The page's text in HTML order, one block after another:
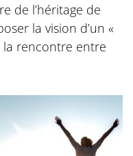
de l’héritage de
la vision d’un «
la rencontre entre